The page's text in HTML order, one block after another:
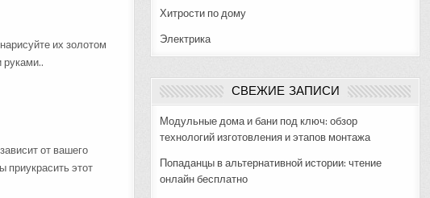
их золотом
руками..
от вашего
приукрасить этот
Хитрости по дому
Электрика
СВЕЖИЕ ЗАПИСИ
Модульные дома и бани под ключ: обзор
технологий изготовления и этапов монтажа
Попаданцы в альтернативной истории: чтение
онлайн бесплатно